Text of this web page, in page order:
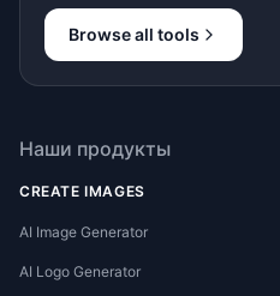
Browse all tools
Наши продукты
CREATE IMAGES
AI Image Generator
AI Logo Generator